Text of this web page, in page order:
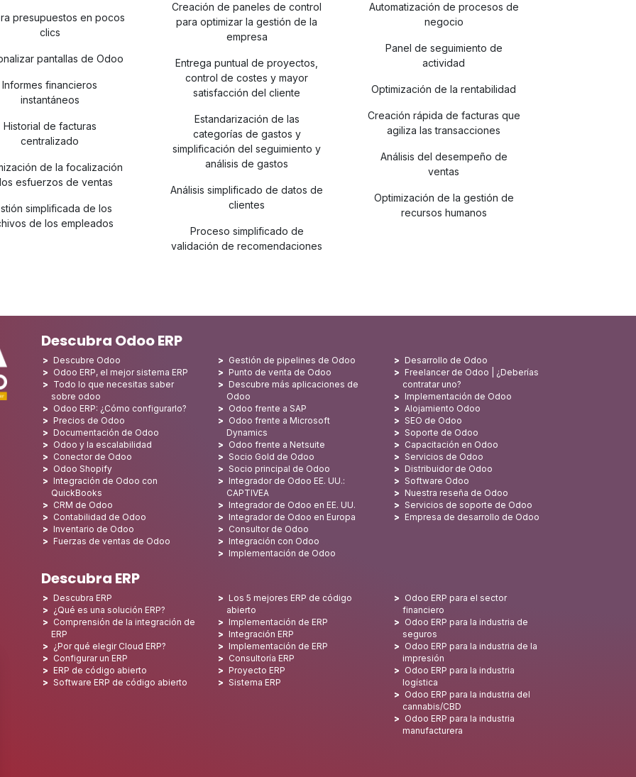
presupuestos en pocos
clics
pantallas de Odoo
Informes financieros
instantáneos
Historial de facturas
centralizado
de la focalización
esfuerzos de ventas
simplificada de los
de los empleados
Creación de paneles de control
para optimizar la gestión de la
empresa
Entrega puntual de proyectos,
control de costes y mayor
satisfacción del cliente
Estandarización de las
categorías de gastos y
simplificación del seguimiento y
análisis de gastos
Análisis simplificado de datos de
clientes
Proceso simplificado de
validación de recomendaciones
Automatización de procesos de
negocio
Panel de seguimiento de
actividad
Optimización de la rentabilidad
Creación rápida de facturas que
agiliza las transacciones
Análisis del desempeño de
ventas
Optimización de la gestión de
recursos humanos
Descubra Odoo ERP
Descubre Odoo
Odoo ERP, el mejor sistema ERP
Todo lo que necesitas saber
sobre odoo
Odoo ERP: ¿Cómo configurarlo?
Precios de Odoo
Documentación de Odoo
Odoo y la escalabilidad
Conector de Odoo
Odoo Shopify
Integración de Odoo con
QuickBooks
CRM de Odoo
Contabilidad de Odoo
Inventario de Odoo
Fuerzas de ventas de Odoo
Gestión de pipelines de Odoo
Punto de venta de Odoo
Descubre más aplicaciones de
Odoo
Odoo frente a SAP
Odoo frente a Microsoft
Dynamics
Odoo frente a Netsuite
Socio Gold de Odoo
Socio principal de Odoo
Integrador de Odoo EE. UU.:
CAPTIVEA
Integrador de Odoo en EE. UU.
Integrador de Odoo en Europa
Consultor de Odoo
Integración con Odoo
Implementación de Odoo
Desarrollo de Odoo
Freelancer de Odoo | ¿Deberías
contratar uno?
Implementación de Odoo
Alojamiento Odoo
SEO de Odoo
Soporte de Odoo
Capacitación en Odoo
Servicios de Odoo
Distribuidor de Odoo
Software Odoo
Nuestra reseña de Odoo
Servicios de soporte de Odoo
Empresa de desarrollo de Odoo
Descubra ERP
Descubra ERP
¿Qué es una solución ERP?
Comprensión de la integración de
ERP
¿Por qué elegir Cloud ERP?
Configurar un ERP
ERP de código abierto
Software ERP de código abierto
Los 5 mejores ERP de código
abierto
Implementación de ERP
Integración ERP
Implementación de ERP
Consultoría ERP
Proyecto ERP
Sistema ERP
Odoo ERP para el sector
financiero
Odoo ERP para la industria de
seguros
Odoo ERP para la industria de la
impresión
Odoo ERP para la industria
logística
Odoo ERP para la industria del
cannabis/CBD
Odoo ERP para la industria
manufacturera